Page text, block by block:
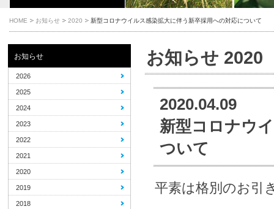
HOME お知らせ 2020 新型コロナウイルス感染拡大に伴う新卒採用への対応について
お知らせ 2020
2020.04.09
新型コロナウ
ついて
平素は格別のお
お知らせ
2026
2025
2024
2023
2022
2021
2020
2019
2018